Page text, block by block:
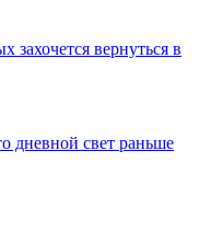
захочется вернуться в
дневной свет раньше